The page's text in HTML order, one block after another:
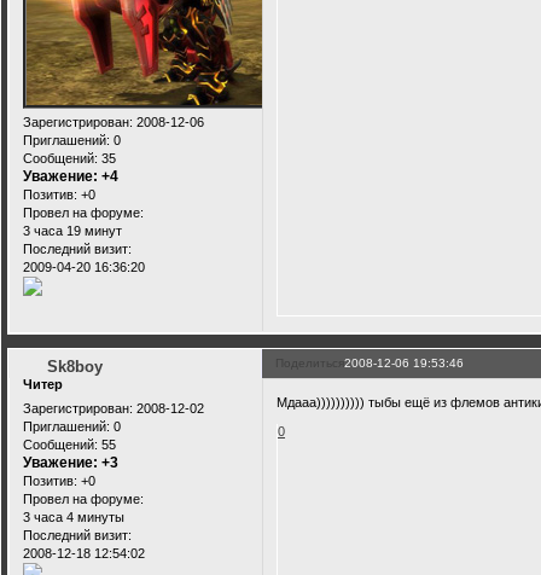
Зарегистрирован: 2008-12-06
Приглашений: 0
Сообщений: 35
Уважение: +4
Позитив: +0
Провел на форуме:
3 часа 19 минут
Последний визит:
2009-04-20 16:36:20
Поделиться2008-12-06 19:53:46
Sk8boy
Читер
Зарегистрирован: 2008-12-02
Приглашений: 0
Сообщений: 55
Уважение: +3
Позитив: +0
Провел на форуме:
3 часа 4 минуты
Последний визит:
2008-12-18 12:54:02
Мдааа)))))))))) тыбы ещё из флемов
0